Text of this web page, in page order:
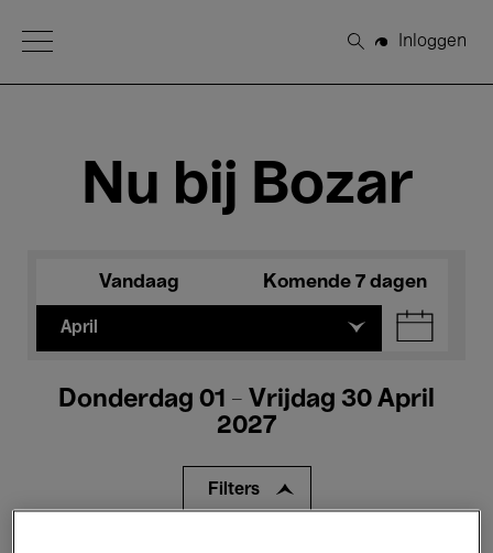
Open Menu
Zoeken
Inloggen
Nu bij Bozar
Vandaag Komende 7 dagen
April
Donderdag 01 - Vrijdag 30 April
2027
Filters